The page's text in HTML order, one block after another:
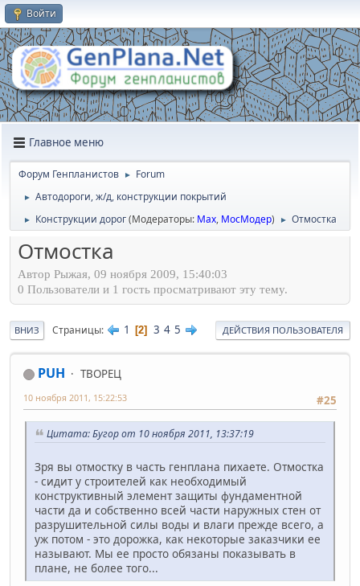
Войти
Главное меню
Форум Генпланистов ► Forum
► Автодороги, ж/д, конструкции покрытий
► Конструкции дорог(Модераторы: Max, МосМодер) ► Отмостка
Отмостка
Автор Рыжая, 09 ноября 2009, 15:40:03
0 Пользователи и 1 гость просматривают эту тему.
ВНИЗ Страницы 1 2 3 4 5 ДЕЙСТВИЯ ПОЛЬЗОВАТЕЛЯ
PUH
ТВОРЕЦ
#25
10 ноября 2011, 15:22:53
Цитата: Бугор от 10 ноября 2011, 13:37:19
Зря вы отмостку в часть генплана пихаете. Отмостка
- сидит у строителей как необходимый
конструктивный элемент защиты фундаментной
части да и собственно всей части наружных стен от
разрушительной силы воды и влаги прежде всего, а
уж потом - это дорожка, как некоторые заказчики ее
называют. Мы ее просто обязаны показывать в
плане, не более того...